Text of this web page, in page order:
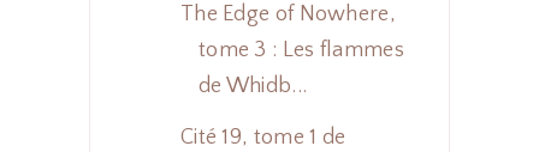
The Edge of Nowhere,
tome 3 : Les flammes
de Whidb...
Cité 19, tome 1 de